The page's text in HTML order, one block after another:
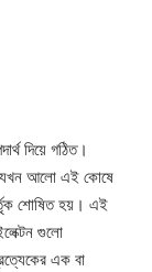
দিয়ে গঠিত।
যখন আলো এই কোষে
শোষিত হয়। এই
গুলো
এক বা